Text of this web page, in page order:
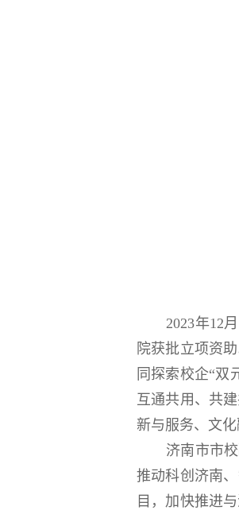
2023年12
院获批立项资
同探索校企“双
互通共用、共
新与服务、文化
济南市市
推动科创济南
目，加快推进